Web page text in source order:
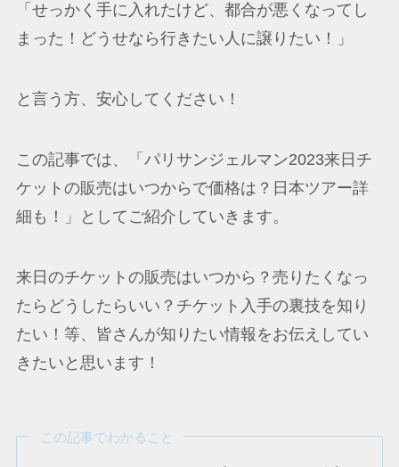
「せっかく手に入れたけど、都合が悪くなってし
まった！どうせなら行きたい人に譲りたい！」
と言う方、安心してください！
この記事では、「パリサンジェルマン2023来日チ
ケットの販売はいつからで価格は？日本ツアー詳
細も！」としてご紹介していきます。
来日のチケットの販売はいつから？売りたくなっ
たらどうしたらいい？チケット入手の裏技を知り
たい！等、皆さんが知りたい情報をお伝えしてい
きたいと思います！
この記事でわかること